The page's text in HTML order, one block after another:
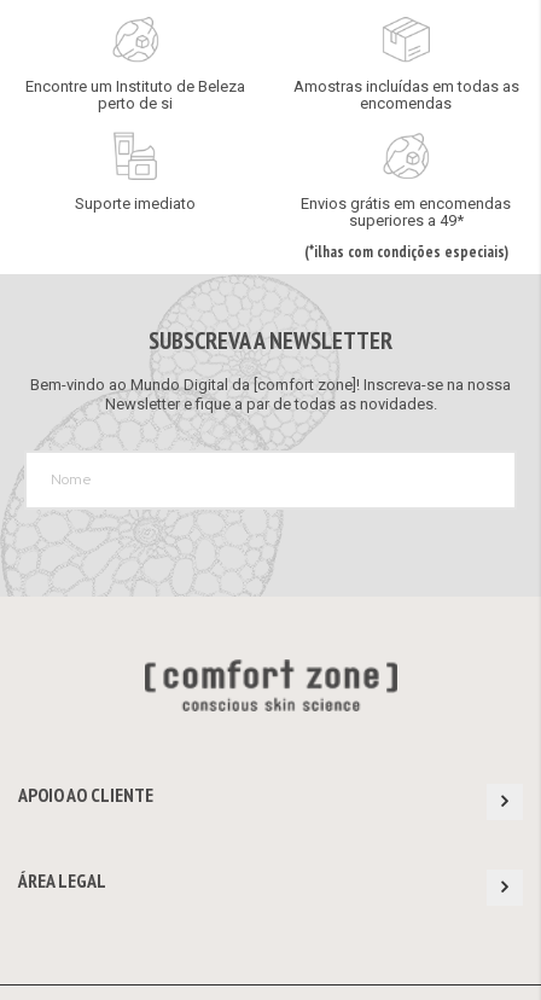
Encontre um Instituto de Beleza
perto de si
Amostras incluídas em todas as
encomendas
Suporte imediato
Envios grátis em encomendas
superiores a 49*
(*ilhas com condições especiais)
SUBSCREVA A NEWSLETTER
Bem-vindo ao Mundo Digital da [comfort zone]! Inscreva-se na nossa
Newsletter e fique a par de todas as novidades.
APOIO AO CLIENTE
ÁREA LEGAL